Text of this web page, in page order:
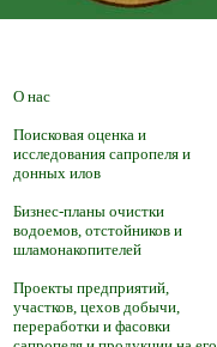
О нас
Поисковая оценка и
исследования сапропеля и
донных илов
Бизнес-планы очистки
водоемов, отстойников и
шламонакопителей
Проекты предприятий,
участков, цехов добычи,
переработки и фасовки